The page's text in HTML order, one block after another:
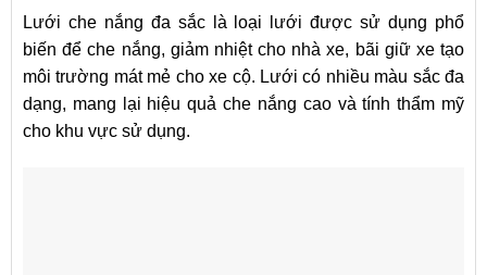
Lưới che nắng đa sắc là loại lưới được sử dụng phổ
biến để che nắng, giảm nhiệt cho nhà xe, bãi giữ xe tạo
môi trường mát mẻ cho xe cộ. Lưới có nhiều màu sắc đa
dạng, mang lại hiệu quả che nắng cao và tính thẩm mỹ
cho khu vực sử dụng.